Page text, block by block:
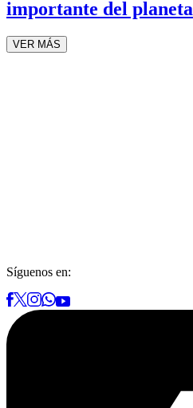
importante del planeta
VER MÁS
Síguenos en: